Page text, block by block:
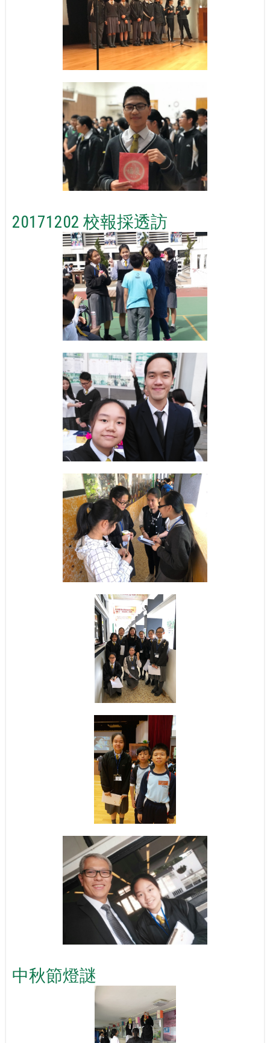
20171202 校報採透訪
中秋節燈謎